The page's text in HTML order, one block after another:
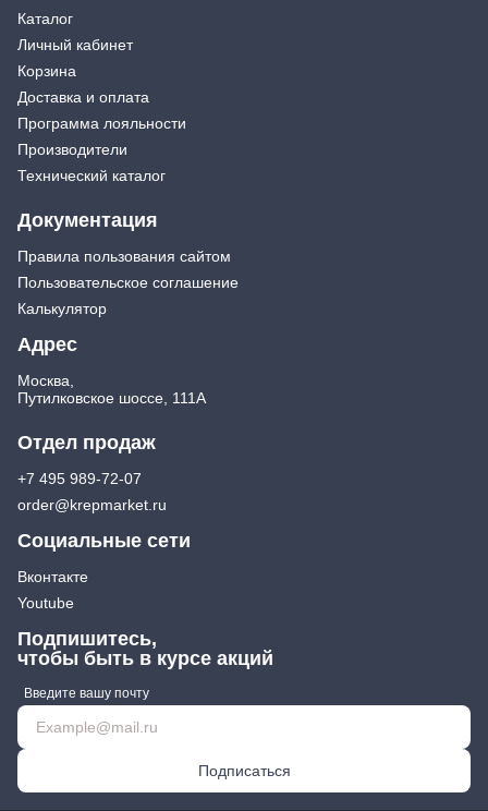
Каталог
Личный кабинет
Корзина
Доставка и оплата
Программа лояльности
Производители
Технический каталог
Документация
Правила пользования сайтом
Пользовательское соглашение
Калькулятор
Адрес
Москва,
Путилковское шоссе, 111А
Отдел продаж
+7 495 989-72-07
order@krepmarket.ru
Социальные сети
Вконтакте
Youtube
Подпишитесь,
чтобы быть в курсе акций
Введите вашу почту
Подписаться